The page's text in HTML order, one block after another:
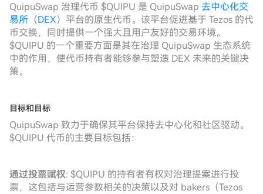
QuipuSwap 治理代币 $QUIPU 是 QuipuSwap 去中心化交
易所 （DEX）平台的原生代币。该平台促进基于 Tezos 的代
币交换，同时提供一个强大且用户友好的交易环境。
$QUIPU 的一个重要方面是其在治理 QuipuSwap 生态系统
中的作用，使代币持有者能够参与塑造 DEX 未来的关键决
策。
目标和目标
QuipuSwap 致力于确保其平台保持去中心化和社区驱动。
$QUIPU 代币的主要目标包括：
通过投票赋权: $QUIPU 的持有者有权对治理提案进行投
票，这包括与运营参数相关的决策以及对 bakers（Tezos